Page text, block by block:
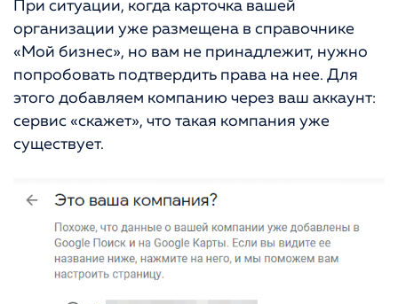
При ситуации, когда карточка вашей
организации уже размещена в справочнике
«Мой бизнес», но вам не принадлежит, нужно
попробовать подтвердить права на нее. Для
этого добавляем компанию через ваш аккаунт:
сервис «скажет», что такая компания уже
существует.